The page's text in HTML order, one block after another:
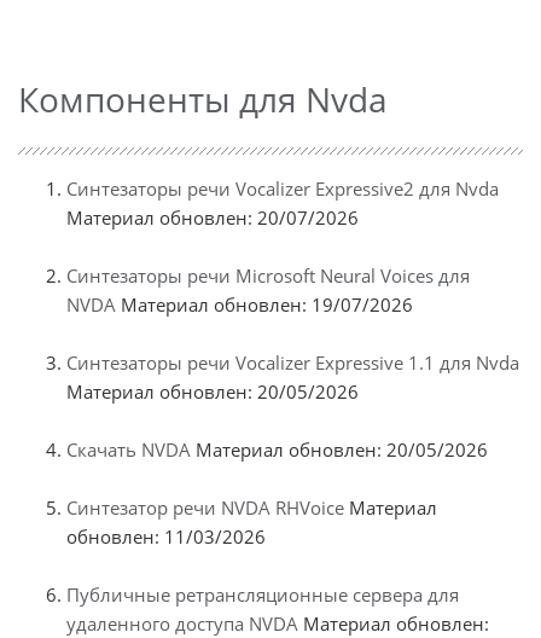
Компоненты для Nvda
Синтезаторы речи Vocalizer Expressive2 для Nvda
Материал обновлен: 20/07/2026
Синтезаторы речи Microsoft Neural Voices для
NVDA Материал обновлен: 19/07/2026
Синтезаторы речи Vocalizer Expressive 1.1 для Nvda
Материал обновлен: 20/05/2026
Скачать NVDA Материал обновлен: 20/05/2026
Синтезатор речи NVDA RHVoice Материал
обновлен: 11/03/2026
Публичные ретрансляционные сервера для
удаленного доступа NVDA Материал обновлен: